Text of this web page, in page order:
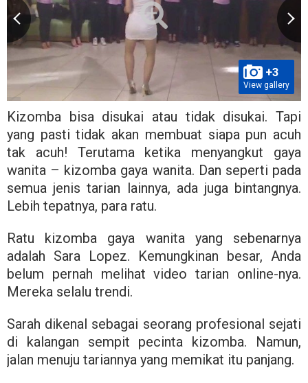
+3
View gallery
Kizomba bisa disukai atau tidak disukai. Tapi
yang pasti tidak akan membuat siapa pun acuh
tak acuh! Terutama ketika menyangkut gaya
wanita – kizomba gaya wanita. Dan seperti pada
semua jenis tarian lainnya, ada juga bintangnya.
Lebih tepatnya, para ratu.
Ratu kizomba gaya wanita yang sebenarnya
adalah Sara Lopez. Kemungkinan besar, Anda
belum pernah melihat video tarian online-nya.
Mereka selalu trendi.
Sarah dikenal sebagai seorang profesional sejati
di kalangan sempit pecinta kizomba. Namun,
jalan menuju tariannya yang memikat itu panjang.